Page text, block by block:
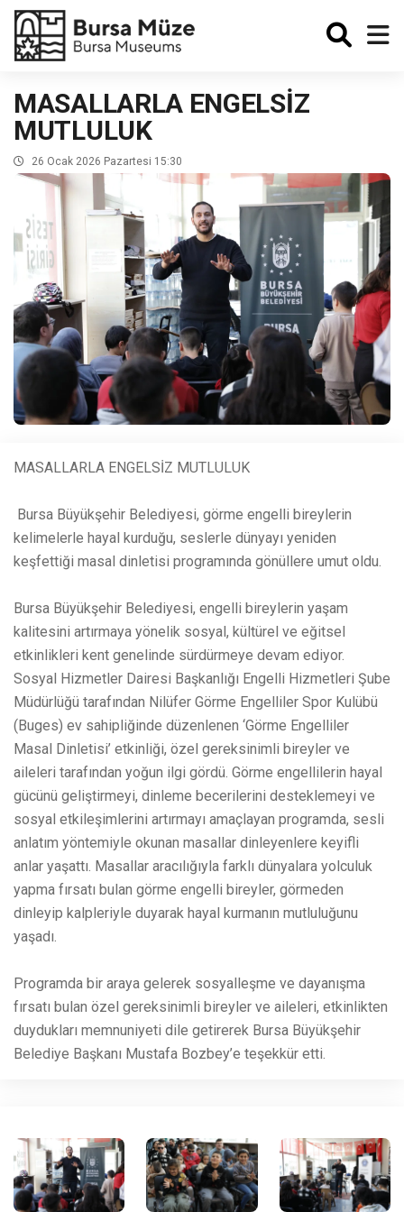
Enabled
MASALLARLA ENGELSİZ
MUTLULUK
26 Ocak 2026 Pazartesi 15:30
MASALLARLA ENGELSİZ MUTLULUK
Bursa Büyükşehir Belediyesi, görme engelli bireylerin
kelimelerle hayal kurduğu, seslerle dünyayı yeniden
keşfettiği masal dinletisi programında gönüllere umut oldu.
Bursa Büyükşehir Belediyesi, engelli bireylerin yaşam
kalitesini artırmaya yönelik sosyal, kültürel ve eğitsel
etkinlikleri kent genelinde sürdürmeye devam ediyor.
Sosyal Hizmetler Dairesi Başkanlığı Engelli Hizmetleri Şube
Müdürlüğü tarafından Nilüfer Görme Engelliler Spor Kulübü
(Buges) ev sahipliğinde düzenlenen ‘Görme Engelliler
Masal Dinletisi’ etkinliği, özel gereksinimli bireyler ve
aileleri tarafından yoğun ilgi gördü. Görme engellilerin hayal
gücünü geliştirmeyi, dinleme becerilerini desteklemeyi ve
sosyal etkileşimlerini artırmayı amaçlayan programda, sesli
anlatım yöntemiyle okunan masallar dinleyenlere keyifli
anlar yaşattı. Masallar aracılığıyla farklı dünyalara yolculuk
yapma fırsatı bulan görme engelli bireyler, görmeden
dinleyip kalpleriyle duyarak hayal kurmanın mutluluğunu
yaşadı.
Programda bir araya gelerek sosyalleşme ve dayanışma
fırsatı bulan özel gereksinimli bireyler ve aileleri, etkinlikten
duydukları memnuniyeti dile getirerek Bursa Büyükşehir
Belediye Başkanı Mustafa Bozbey’e teşekkür etti.